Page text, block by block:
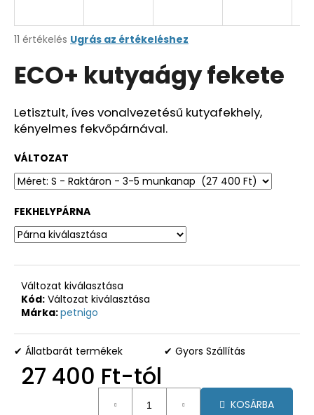
A
átlagos
értékelése
ből
4,4
csillag.
11 értékelés Ugrás az értékeléshez
ECO+ kutyaágy fekete
Letisztult, íves vonalvezetésű kutyafekhely,
kényelmes fekvőpárnával.
VÁLTOZAT
FEKHELYPÁRNA
Változat kiválasztása
Kód: Változat kiválasztása
Márka:petnigo
✔ Állatbarát termékek ✔ Gyors Szállítás
27 400 Ft-tól
KOSÁRBA